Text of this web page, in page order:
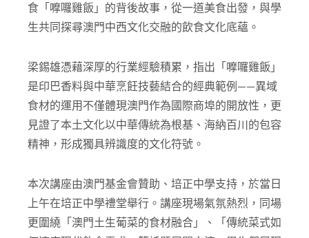
食「嚤囉雞飯」的背後故事，從一道美食出發，與學
生共同探尋澳門中西文化交融的飲食文化底蘊。
梁錫雄憑藉深厚的行業經驗積累，指出「嚤囉雞飯」
是印巴香料與中華烹飪技藝結合的經典範例——異域
食材的運用不僅體現澳門作為國際商埠的開放性，更
見證了本土文化以中華傳統為根基、海納百川的包容
精神，形成獨具辨識度的文化符號。
本次講座由澳門基金會贊助、培正中學支持，於當日
上午在培正中學禮堂舉行。講座現場氣氛熱烈，同場
更圍繞「澳門土生葡菜的食材融合」、「傳統菜式如